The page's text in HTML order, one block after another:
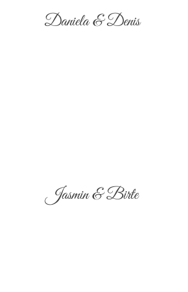
Daniela & Denis
Jasmin & Birte